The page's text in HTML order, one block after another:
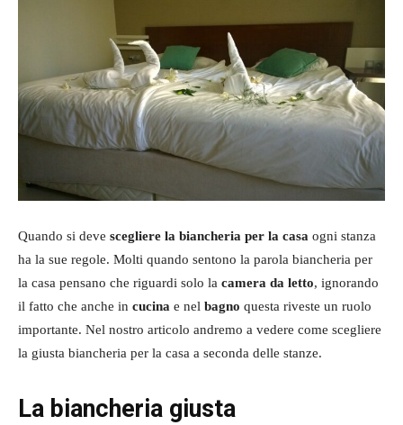
Quando si deve scegliere la biancheria per la casa ogni stanza
ha la sue regole. Molti quando sentono la parola biancheria per
la casa pensano che riguardi solo la camera da letto, ignorando
il fatto che anche in cucina e nel bagno questa riveste un ruolo
importante. Nel nostro articolo andremo a vedere come scegliere
la giusta biancheria per la casa a seconda delle stanze.
La biancheria giusta